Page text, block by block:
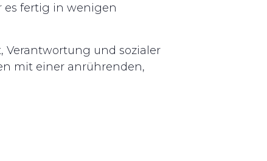
es fertig in wenigen
Verantwortung und sozialer
mit einer anrührenden,